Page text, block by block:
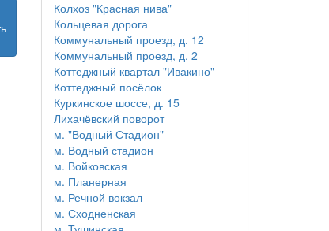
Колхоз "Красная нива"
Кольцевая дорога
Коммунальный проезд, д. 12
Коммунальный проезд, д. 2
Коттеджный квартал "Ивакино"
Коттеджный посёлок
Куркинское шоссе, д. 15
Лихачёвский поворот
м. "Водный Стадион"
м. Водный стадион
м. Войковская
м. Планерная
м. Речной вокзал
м. Сходненская